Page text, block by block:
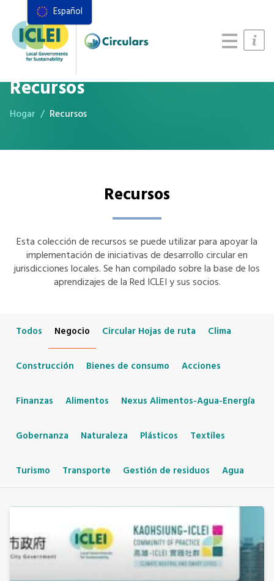
Recursos
Marco de acciones
Recursos
Hogar Recursos
Recursos
Esta colección de recursos se puede utilizar para apoyar la
implementación de iniciativas de desarrollo circular en
jurisdicciones locales. Se han compilado sobre la base de los
aprendizajes de la Red ICLEI y sus socios.
Todos Negocio Circular Hojas de ruta Clima
Construcción Bienes de consumo Acciones
Finanzas Alimentos Nexus Alimentos-Agua-Energía
Gobernanza Naturaleza Plásticos Textiles
Turismo Transporte Gestión de residuos Agua
Español